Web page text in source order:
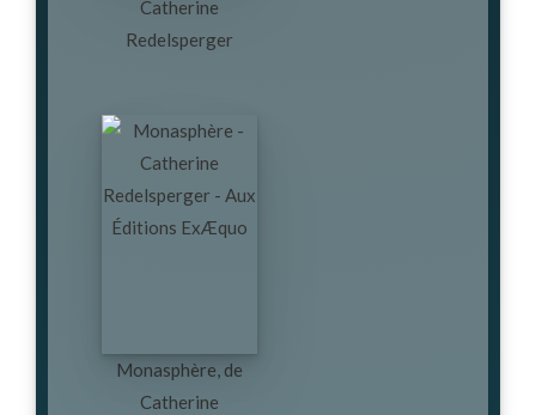
Catherine
Redelsperger
Monasphère, de
Catherine